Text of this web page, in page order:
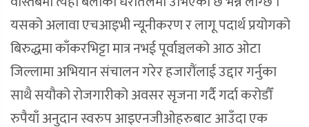
यसको अलावा एचआइभी न्यूनीकरण र लागू पदार्थ प्रयोगको
बिरुद्धमा काँकरभिट्टा मात्र नभई पूर्वाञ्चलको आठ ओटा
जिल्लामा अभियान संचालन गरेर हजारौंलाई उद्दार गर्नुका
साथै सयौको रोजगारीको अवसर सृजना गर्दै गर्दा करोडौँ
रुपैयाँ अनुदान स्वरुप आइएनजीओहरुबाट आउँदा एक